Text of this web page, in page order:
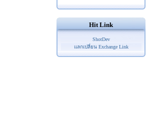
Hit Link
ShotDev
แลกเปลี่ยน Exchange Link